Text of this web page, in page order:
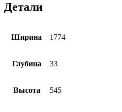
Детали
Ширина 1774
Глубина 33
Высота 545